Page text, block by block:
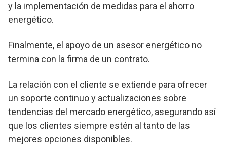
y la implementación de medidas para el ahorro
energético.
Finalmente, el apoyo de un asesor energético no
termina con la firma de un contrato.
La relación con el cliente se extiende para ofrecer
un soporte continuo y actualizaciones sobre
tendencias del mercado energético, asegurando así
que los clientes siempre estén al tanto de las
mejores opciones disponibles.